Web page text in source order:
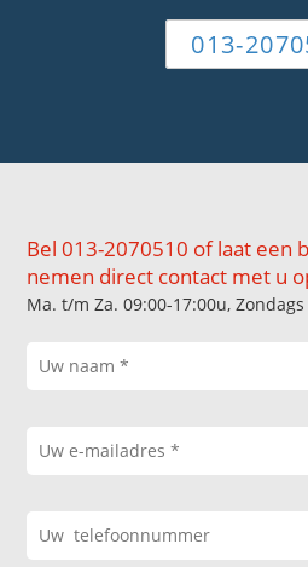
013-
Bel 013-2070510 of laat een
nemen direct contact met u
Ma. t/m Za. 09:00-17:00u,